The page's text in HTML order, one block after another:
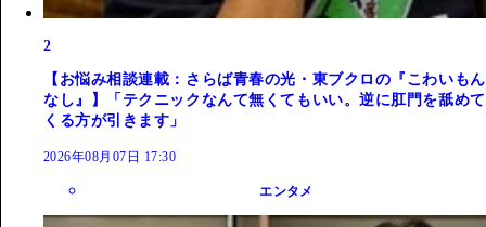
2
【お悩み相談連載：さらば青春の光・東ブクロの『こわいもん
なし』】「テクニックなんて無くてもいい。逆に肛門を舐めて
くる方が引きます」
2026年08月07日 17:30
エンタメ